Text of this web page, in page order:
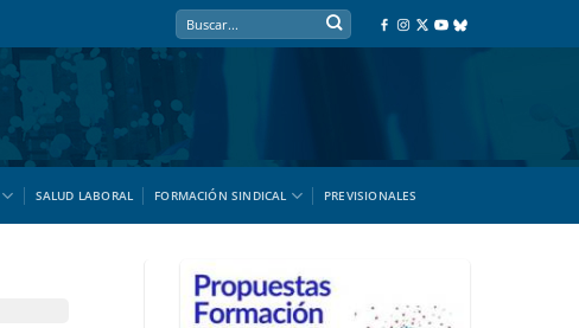
SALUD LABORAL FORMACIÓN SINDICAL PREVISIONALES